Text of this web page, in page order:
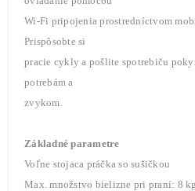
Wi-Fi pripojenia prostredníctvom
Prispôsobte si
pracie cykly a pošlite spotrebiču
potrebám a
zvykom.
Základné parametre
Voľne stojaca práčka so sušičkou
Max. množstvo bielizne pri praní: 8 kg